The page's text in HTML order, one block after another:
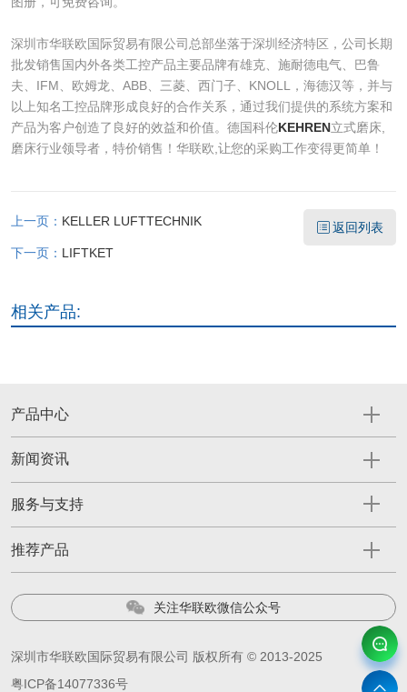
深圳市华联欧国际贸易有限公司总部坐落于深圳经济特区，公司长期
批发销售国内外各类工控产品主要品牌有雄克、施耐德电气、巴鲁
夫、IFM、欧姆龙、ABB、三菱、西门子、KNOLL，海德汉等，并与
以上知名工控品牌形成良好的合作关系，通过我们提供的系统方案和
产品为客户创造了良好的效益和价值。德国科伦KEHREN立式磨床,
磨床行业领导者，特价销售！华联欧,让您的采购工作变得更简单！
上一页： KELLER LUFTTECHNIK
下一页： LIFTKET
返回列表
相关产品:
产品中心
新闻资讯
服务与支持
推荐产品
关注华联欧微信公众号
深圳市华联欧国际贸易有限公司 版权所有 © 2013-2025
粤ICP备14077336号